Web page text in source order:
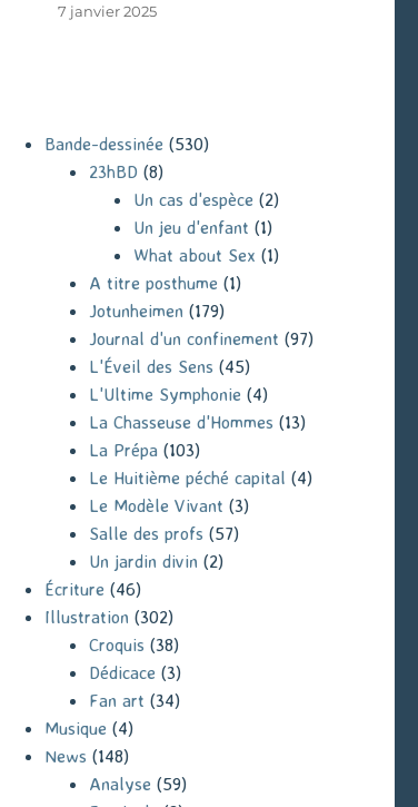
7 janvier 2025
Bande-dessinée (530)
23hBD (8)
Un cas d'espèce (2)
Un jeu d'enfant (1)
What about Sex (1)
A titre posthume (1)
Jotunheimen (179)
Journal d'un confinement (97)
L'Éveil des Sens (45)
L'Ultime Symphonie (4)
La Chasseuse d'Hommes (13)
La Prépa(103)
Le Huitième péché capital (4)
Le Modèle Vivant (3)
Salle des profs (57)
Un jardin divin (2)
Écriture (46)
Illustration (302)
Croquis (38)
Dédicace (3)
Fan art (34)
Musique (4)
News (148)
Analyse (59)